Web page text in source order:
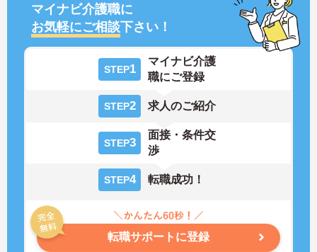
マイナビ介護職に
お気軽にご相談下さい！
STEP1
マイナビ介護
職にご登録
STEP2 求人のご紹介
STEP3
面接・条件交
渉
STEP4 転職成功！
転職サポートに登録